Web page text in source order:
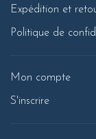
Expédition et
Politique de
Mon compte
S'inscrire